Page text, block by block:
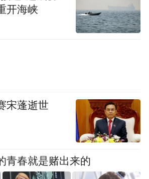
当即拨打110报警求助。
开海峡
宋蓬逝世
青春就是赌出来的